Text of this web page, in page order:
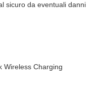
sicuro da eventuali danni
Wireless Charging